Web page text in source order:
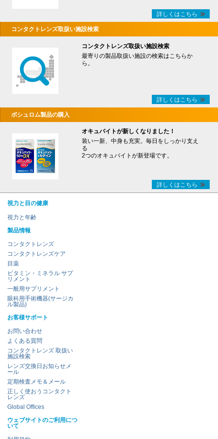
詳しくはこちら
コンタクトレンズ取扱い施設検索
コンタクトレンズ取扱い施設検索
最寄りの製品取扱い施設の検索はこちらか
ら。
詳しくはこちら
ボシュロム製品の購入
オキュバイトが新しくなりました！
装い一新、中身も充実。毎日をしっかり支え
る
2つのオキュバイトが新登場です。
詳しくはこちら
視力と目の健康
視力と年齢
製品情報
コンタクトレンズ
コンタクトレンズケア
目薬
ビタミン・ミネラル サプ
リメント
一般用サプリメント
眼科用手術機器(サージカ
ル製品)
お客様サポート
お問い合わせ
よくある質問
コンタクトレンズ 取扱い
施設検索
レンズ交換日お知らせメ
ール
定期検査メモ＆メール
正しく使おうコンタクト
レンズ
Global Offices
ウェブサイトのご利用につ
いて